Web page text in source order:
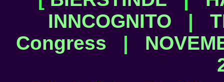
INNCOGNITO |
Congress |